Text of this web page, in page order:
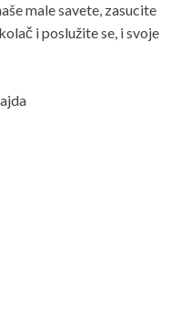
male savete, zasucite
i poslužite se, i svoje